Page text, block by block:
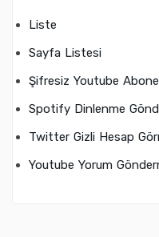
Liste
Sayfa Listesi
Şifresiz Youtube
Spotify Dinlenme
Twitter Gizli Hesap
Youtube Yorum